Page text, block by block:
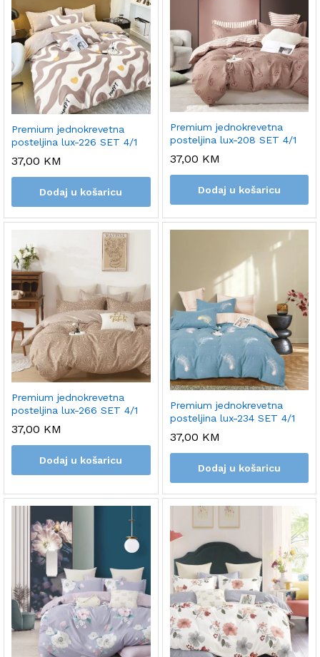
Premium jednokrevetna
posteljina lux-226 SET 4/1
37,00 KM
Dodaj u košaricu
Premium jednokrevetna
posteljina lux-208 SET 4/1
37,00 KM
Dodaj u košaricu
Premium jednokrevetna
posteljina lux-266 SET 4/1
37,00 KM
Dodaj u košaricu
Premium jednokrevetna
posteljina lux-234 SET 4/1
37,00 KM
Dodaj u košaricu